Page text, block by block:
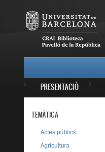
PRESENTACIÓ
TEMÀTICA
Actes públics
Agricultura